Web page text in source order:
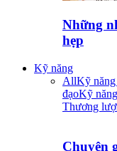
Những
hẹp
Kỹ năng
AllKỹ
đạoKỹ
Thương
Chuyện